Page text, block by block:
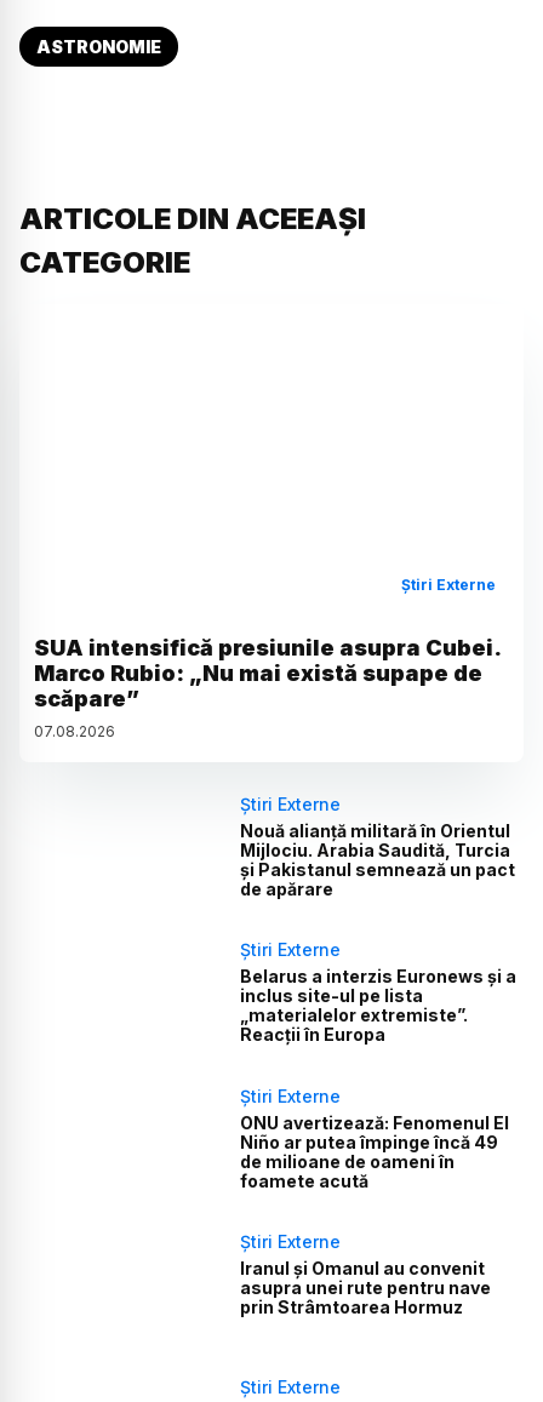
ASTRONOMIE
ARTICOLE DIN ACEEAȘI
CATEGORIE
Știri Externe
SUA intensifică presiunile asupra Cubei.
Marco Rubio: „Nu mai există supape de
scăpare”
07.08.2026
Știri Externe
Nouă alianță militară în Orientul
Mijlociu. Arabia Saudită, Turcia
și Pakistanul semnează un pact
de apărare
Știri Externe
Belarus a interzis Euronews și a
inclus site-ul pe lista
„materialelor extremiste”.
Reacții în Europa
Știri Externe
ONU avertizează: Fenomenul El
Niño ar putea împinge încă 49
de milioane de oameni în
foamete acută
Știri Externe
Iranul și Omanul au convenit
asupra unei rute pentru nave
prin Strâmtoarea Hormuz
Știri Externe